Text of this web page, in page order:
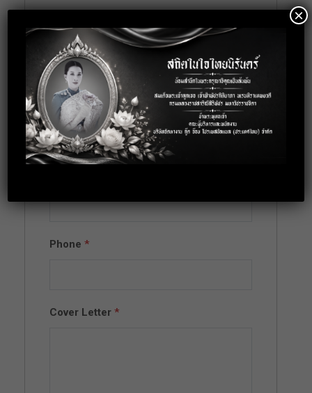
Apply for this
position
Full Name*
Phone *
Cover Letter *
×